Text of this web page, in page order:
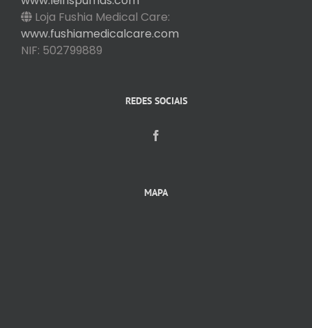
Loja Fushia Medical Care:
www.fushiamedicalcare.com
NIF: 502799889
REDES SOCIAIS
MAPA